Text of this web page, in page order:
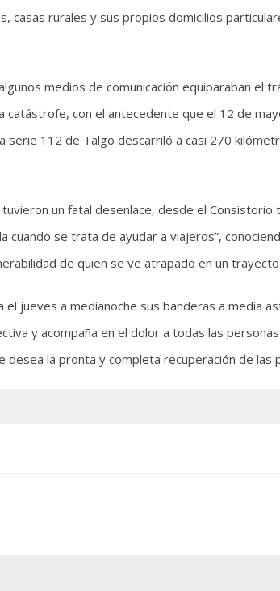
casas rurales y sus propios domicilios
medios de comunicación equiparaban el
catástrofe, con el antecedente que el 12 de
serie 112 de Talgo descarriló a casi 270
un fatal desenlace, desde el Consistorio
cuando se trata de ayudar a viajeros”,
de quien se ve atrapado en un trayecto.
jueves a medianoche sus banderas a media
y acompaña en el dolor a todas las
desea la pronta y completa recuperación de las